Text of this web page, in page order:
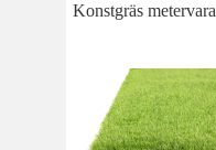
Konstgräs metervara